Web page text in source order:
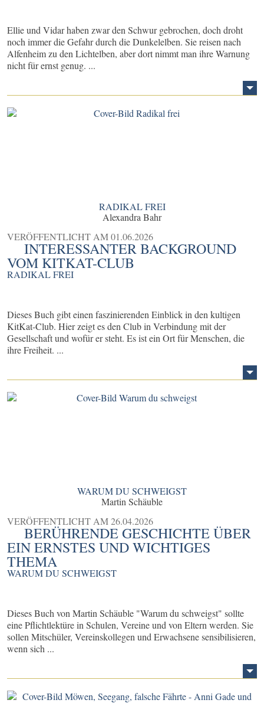
Ellie und Vidar haben zwar den Schwur gebrochen, doch droht
noch immer die Gefahr durch die Dunkelelben. Sie reisen nach
Alfenheim zu den Lichtelben, aber dort nimmt man ihre Warnung
nicht für ernst genug. ...
RADIKAL FREI
Alexandra Bahr
VERÖFFENTLICHT AM01.06.2026
INTERESSANTER BACKGROUND
VOM KITKAT-CLUB
RADIKAL FREI
Dieses Buch gibt einen faszinierenden Einblick in den kultigen
KitKat-Club. Hier zeigt es den Club in Verbindung mit der
Gesellschaft und wofür er steht. Es ist ein Ort für Menschen, die
ihre Freiheit. ...
WARUM DU SCHWEIGST
Martin Schäuble
VERÖFFENTLICHT AM26.04.2026
BERÜHRENDE GESCHICHTE ÜBER
EIN ERNSTES UND WICHTIGES
THEMA
WARUM DU SCHWEIGST
Dieses Buch von Martin Schäuble "Warum du schweigst" sollte
eine Pflichtlektüre in Schulen, Vereine und von Eltern werden. Sie
sollen Mitschüler, Vereinskollegen und Erwachsene sensibilisieren,
wenn sich ...